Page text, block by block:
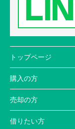
トップページ
購入の方
売却の方
借りたい方